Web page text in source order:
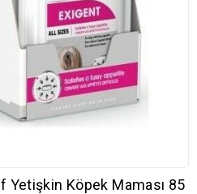
Yetişkin Köpek Maması 85